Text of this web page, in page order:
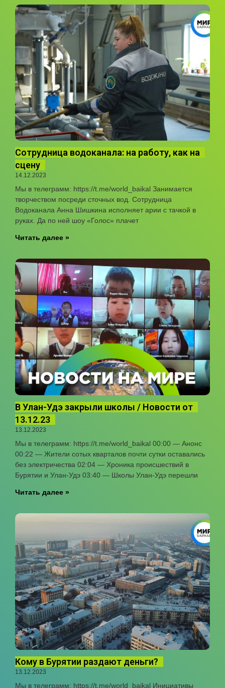
Сотрудница водоканала: на работу, как на
сцену
14.12.2023
Мы в телеграмм: https://t.me/world_baikal Занимается
творчеством посреди сточных вод. Сотрудница
Водоканала Анна Шишкина исполняет арии с тачкой в
руках. Да по ней шоу «Голос» плачет
Читать далее »
В Улан-Удэ закрыли школы / Новости от
13.12.23
13.12.2023
Мы в телеграмм: https://t.me/world_baikal 00:00 — Анонс
00:22 — Жители сотых кварталов почти сутки оставались
без электричества 02:04 — Хроника происшествий в
Бурятии и Улан-Удэ 03:40 — Школы Улан-Удэ перешли
Читать далее »
Кому в Бурятии раздают деньги?
13.12.2023
Мы в телеграмм: https://t.me/world_baikal Инициативы